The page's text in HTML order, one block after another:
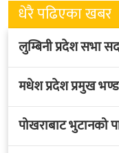
धेरै पढिएका खबर
लुम्बिनी प्रदेश सभा
मधेश प्रदेश प्रमुख
पोखराबाट भुटानको